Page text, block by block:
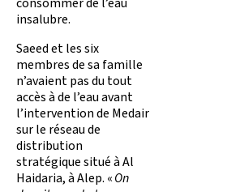
insalubre.
Saeed et les six
membres de sa famille
n’avaient pas du tout
accès à de l’eau avant
l’intervention de Medair
sur le réseau de
distribution
stratégique situé à Al
Haidaria, à Alep. «On